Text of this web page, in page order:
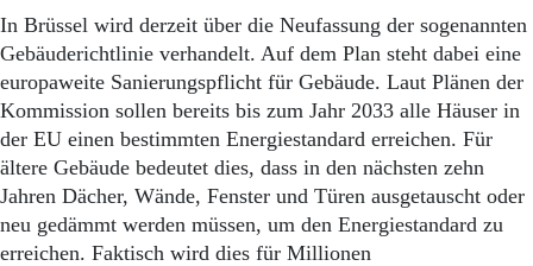
Abonnenten-Login
Abonnent werden
Abo Prämien
Archiv
Mediadaten
Kontakt
Impressum
Datenschutz
In Brüssel wird derzeit über die Neufassung der sogenannten
Gebäuderichtlinie verhandelt. Auf dem Plan steht dabei eine
europaweite Sanierungspflicht für Gebäude. Laut Plänen der
Kommission sollen bereits bis zum Jahr 2033 alle Häuser in
der EU einen bestimmten Energiestandard erreichen. Für
ältere Gebäude bedeutet dies, dass in den nächsten zehn
Jahren Dächer, Wände, Fenster und Türen ausgetauscht oder
neu gedämmt werden müssen, um den Energiestandard zu
erreichen. Faktisch wird dies für Millionen